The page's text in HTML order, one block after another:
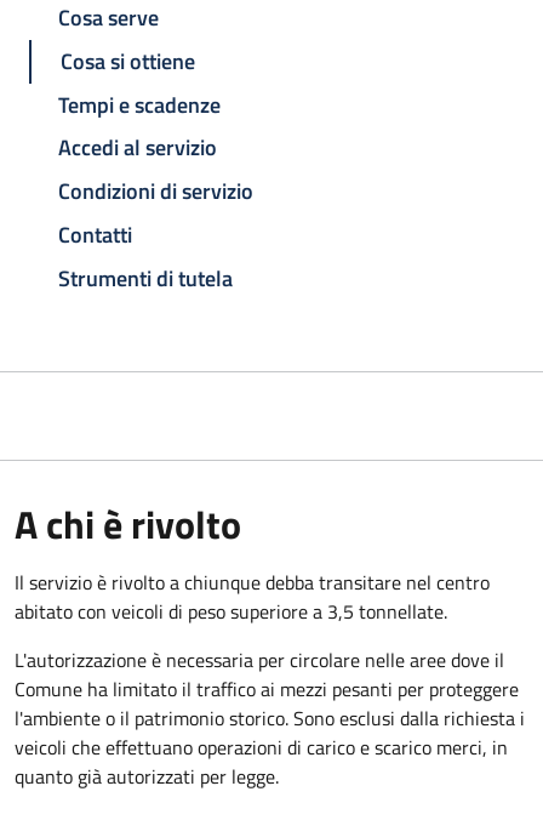
Cosa serve
Cosa si ottiene
Tempi e scadenze
Accedi al servizio
Condizioni di servizio
Contatti
Strumenti di tutela
A chi è rivolto
Il servizio è rivolto a chiunque debba transitare nel centro
abitato con veicoli di peso superiore a 3,5 tonnellate.
L'autorizzazione è necessaria per circolare nelle aree dove il
Comune ha limitato il traffico ai mezzi pesanti per proteggere
l'ambiente o il patrimonio storico. Sono esclusi dalla richiesta i
veicoli che effettuano operazioni di carico e scarico merci, in
quanto già autorizzati per legge.